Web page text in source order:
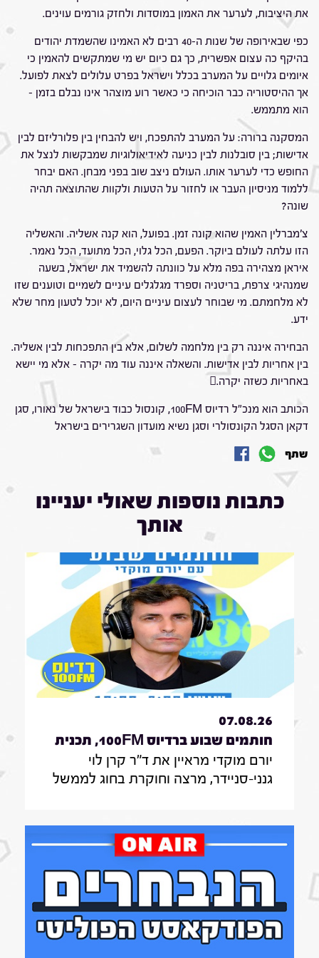
את היציבות, לערער את האמון במוסדות ולחזק גורמים עוינים.
כפי שבאירופה של שנות ה-40 רבים לא האמינו שהשמדת יהודים
בהיקף כה עצום אפשרית, כך גם כיום יש מי שמתקשים להאמין כי
איומים גלויים על המערב בכלל וישראל בפרט עלולים לצאת לפועל.
אך ההיסטוריה כבר הוכיחה כי כאשר רוע מוצהר אינו נבלם בזמן –
הוא מתממש.
המסקנה ברורה: על המערב להתפכח, ויש להבחין בין פלורליזם לבין
אדישות; בין סובלנות לבין כניעה לאידיאולוגיות שמבקשות לנצל את
החופש כדי לערער אותו. העולם ניצב שוב בפני מבחן. האם יבחר
ללמוד מניסיון העבר או לחזור על הטעות ולקוות שהתוצאה תהיה
שונה?
צ'מברלין האמין שהוא קונה זמן. בפועל, הוא קנה אשליה. והאשליה
הזו עלתה לעולם ביוקר. הפעם, הכל גלוי, הכל מתועד, הכל נאמר.
איראן מצהירה בפה מלא על כוונתה להשמיד את ישראל, בשעה
שמנהיגי צרפת, בריטניה וספרד מגלגלים עיניים לשמיים וטוענים שזו
לא מלחמתם. מי שבוחר לעצום עיניים היום, לא יוכל לטעון מחר שלא
ידע.
הבחירה איננה רק בין מלחמה לשלום, אלא בין התפכחות לבין אשליה.
בין אחריות לבין אדישות. והשאלה איננה עוד מה יקרה – אלא מי יישא
באחריות כשזה יקרה.
הכותב הוא מנכ"ל רדיוס 100FM, קונסול כבוד בישראל של נאורו, סגן
דקאן הסגל הקונסולרי וסגן נשיא מועדון השגרירים בישראל
שתף
כתבות נוספות שאולי יעניינו
אותך
07.08.26
חותמים שבוע ברדיוס 100FM, תכנית
330, 07 באוגוסט 2026
יורם מוקדי מראיין את ד"ר קרן לוי
גנני-סניידר, מרצה וחוקרת בחוג לממשל
אי-הישארותם של אזרחים ללא חשמל
בעת איום בטחוני; לילך סיגן, חוקרת
תקשורת באונ' בר אילן, על מחקר חדש
על הדרך שבה הניו יורק טיימס דיווח על
אבדות בעזה במהלך שנתיים של מלחמה;
נדבר גם עם כרם נבו, סמנכ"לית צמיחה
ברשות החדשנות על המסלול המהיר של